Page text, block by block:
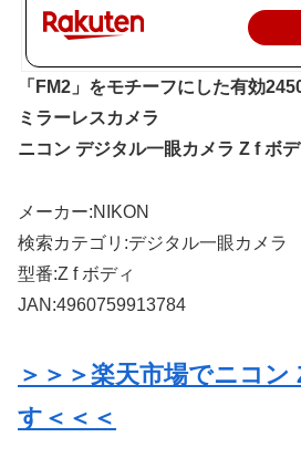
「FM2」をモチーフにした有効
ミラーレスカメラ
ニコン デジタル一眼カメラ Z f ボ
メーカー:NIKON
検索カテゴリ:デジタル一眼カメラ
型番:Z f ボディ
JAN:4960759913784
＞＞＞楽天市場でニコ
す＜＜＜